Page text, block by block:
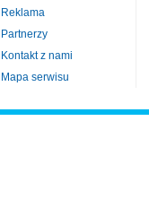
Reklama
Partnerzy
Kontakt z nami
Mapa serwisu